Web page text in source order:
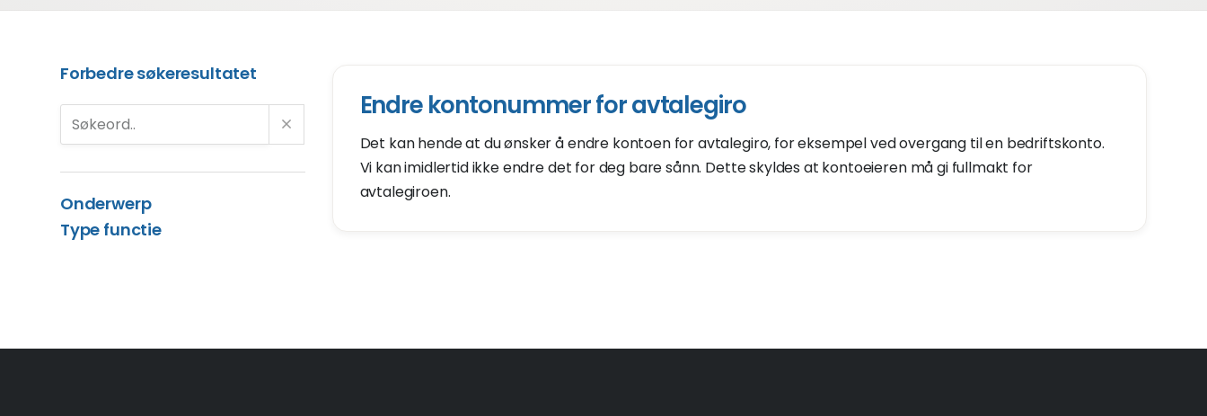
Forbedre søkeresultatet
Onderwerp
Type functie
Endre kontonummer for avtalegiro
Det kan hende at du ønsker å endre kontoen for avtalegiro, for eksempel ved overgang til en bedriftskonto.
Vi kan imidlertid ikke endre det for deg bare sånn. Dette skyldes at kontoeieren må gi fullmakt for
avtalegiroen.